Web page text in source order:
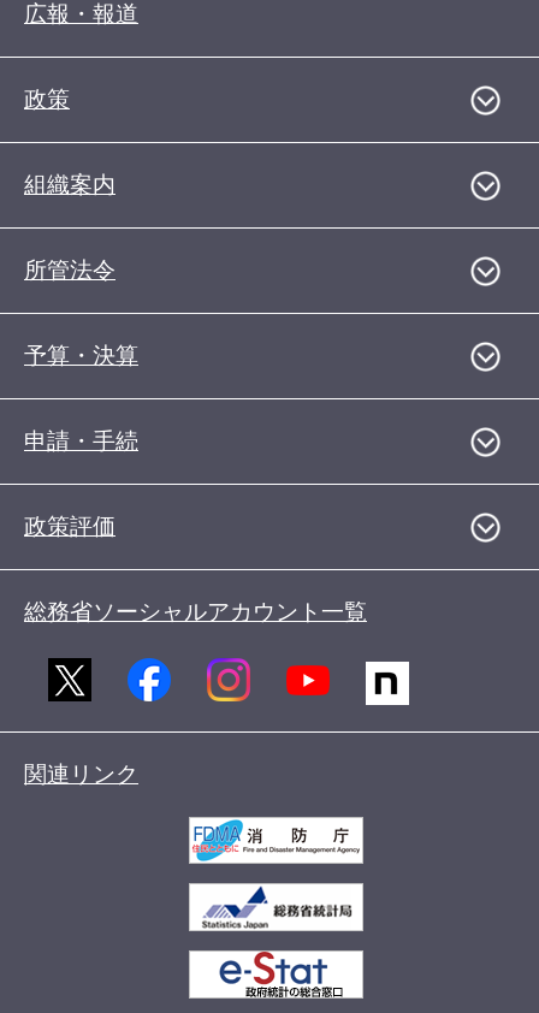
広報・報道
政策
組織案内
所管法令
予算・決算
申請・手続
政策評価
総務省ソーシャルアカウント一覧
関連リンク